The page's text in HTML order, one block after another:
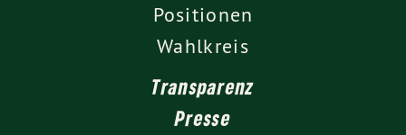
Positionen
Wahlkreis
Transparenz
Presse